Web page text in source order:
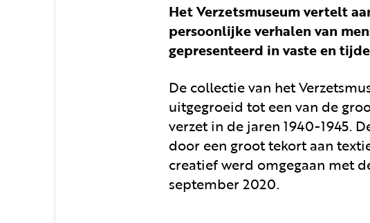
Het Verzetsmuseum vertelt
persoonlijke verhalen van
gepresenteerd in vaste en
De collectie van het
uitgegroeid tot een van de
verzet in de jaren 1940-1945.
door een groot tekort aan
creatief werd omgegaan met
september 2020.